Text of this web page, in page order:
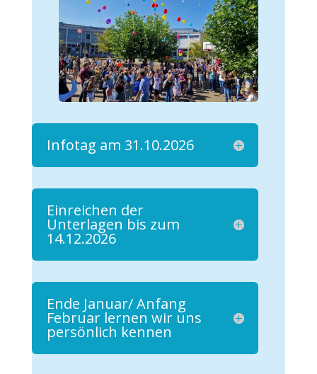
Infotag am 31.10.2026
Einreichen der
Unterlagen bis zum
14.12.2026
Ende Januar/ Anfang
Februar lernen wir uns
persönlich kennen